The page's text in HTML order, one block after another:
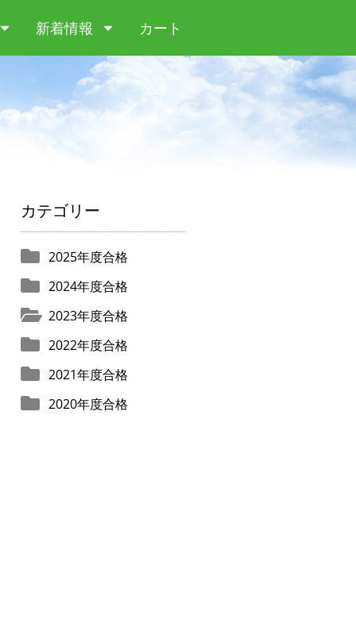
新着情報 カート
カテゴリー
2025年度合格
2024年度合格
2023年度合格
2022年度合格
2021年度合格
2020年度合格